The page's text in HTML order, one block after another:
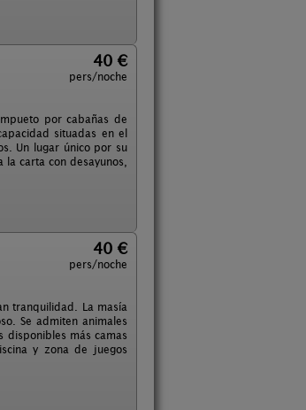
40 €
pers/noche
por cabañas de
situadas en el
Un lugar único por su
carta con desayunos,
40 €
pers/noche
tranquilidad. La masía
Se admiten animales
disponibles más camas
y zona de juegos